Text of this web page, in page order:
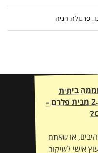
פרגולה חניה
ביתית
פרימיום 2.5X4.8 Glory מבית פלרם –
או שאתם
אישי לשיקום